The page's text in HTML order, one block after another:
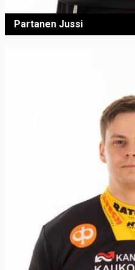
Partanen Jussi